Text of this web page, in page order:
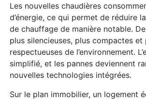
Les nouvelles chaudières
d’énergie, ce qui permet de réduire
de chauffage de manière notable.
plus silencieuses, plus compactes et
respectueuses de l’environnement.
simplifié, et les pannes deviennent
nouvelles technologies intégrées.
Sur le plan immobilier, un logement